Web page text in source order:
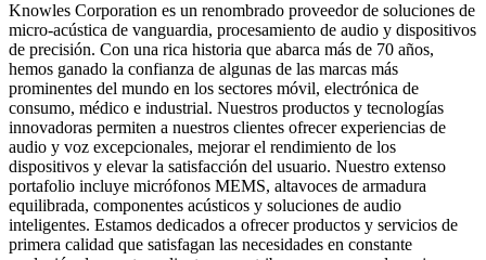
Knowles Corporation es un renombrado proveedor de soluciones de
micro-acústica de vanguardia, procesamiento de audio y dispositivos
de precisión. Con una rica historia que abarca más de 70 años,
hemos ganado la confianza de algunas de las marcas más
prominentes del mundo en los sectores móvil, electrónica de
consumo, médico e industrial. Nuestros productos y tecnologías
innovadoras permiten a nuestros clientes ofrecer experiencias de
audio y voz excepcionales, mejorar el rendimiento de los
dispositivos y elevar la satisfacción del usuario. Nuestro extenso
portafolio incluye micrófonos MEMS, altavoces de armadura
equilibrada, componentes acústicos y soluciones de audio
inteligentes. Estamos dedicados a ofrecer productos y servicios de
primera calidad que satisfagan las necesidades en constante